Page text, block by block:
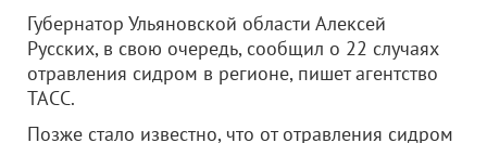
Губернатор Ульяновской области Алексей
Русских, в свою очередь, сообщил о 22 случаях
отравления сидром в регионе, пишет агентство
ТАСС.
Позже стало известно, что от отравления сидром